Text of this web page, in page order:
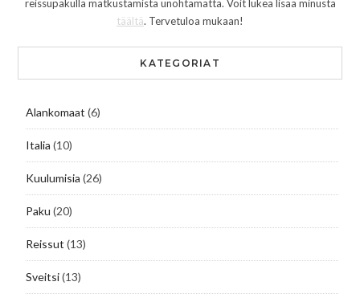
reissupakulla matkustamista unohtamatta. Voit lukea lisää minusta
täältä. Tervetuloa mukaan!
KATEGORIAT
Alankomaat (6)
Italia (10)
Kuulumisia (26)
Paku (20)
Reissut (13)
Sveitsi(13)